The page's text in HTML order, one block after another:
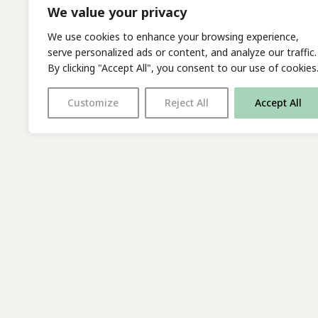
We value your privacy
We use cookies to enhance your browsing experience,
serve personalized ads or content, and analyze our traffic.
By clicking "Accept All", you consent to our use of cookies.
Customize Reject All Accept All